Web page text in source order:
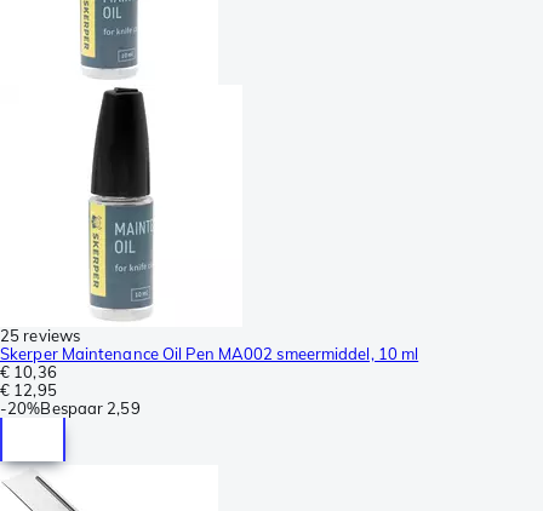
25 reviews
Skerper Maintenance Oil Pen MA002 smeermiddel, 10 ml
€ 10,36
€ 12,95
-20%Bespaar 2,59